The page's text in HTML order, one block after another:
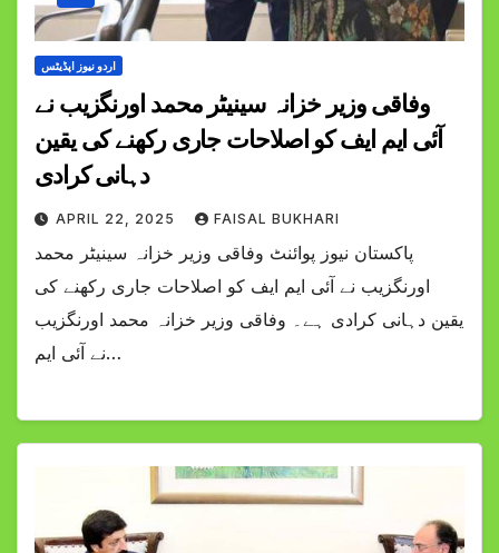
اردو نیوز اپڈیٹس
وفاقی وزیر خزانہ سینیٹر محمد اورنگزیب نے
آئی ایم ایف کو اصلاحات جاری رکھنے کی یقین
دہانی کرادی
APRIL 22, 2025 FAISAL BUKHARI
پاکستان نیوز پوائنٹ وفاقی وزیر خزانہ سینیٹر محمد
اورنگزیب نے آئی ایم ایف کو اصلاحات جاری رکھنے کی
یقین دہانی کرادی ہے۔ وفاقی وزیر خزانہ محمد اورنگزیب
نے آئی ایم…